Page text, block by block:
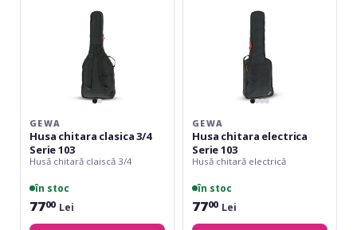
GEWA
Husa chitara clasica 3/4
Serie 103
Husă chitară claiscă 3/4
în stoc
7700 Lei
GEWA
Husa chitara electrica
Serie 103
Husă chitară electrică
în stoc
7700 Lei